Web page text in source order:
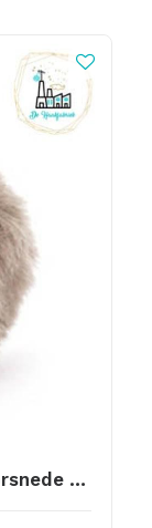
Pompon Kunstbont 3,5cm Doorsnede Taupe Bruin